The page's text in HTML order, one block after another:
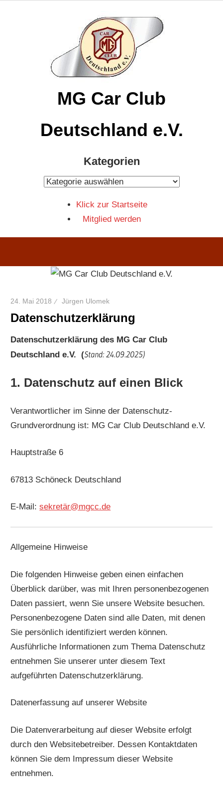
MG Car Club
Deutschland e.V.
Kategorien
Kategorien
Klick zur Startseite
Mitglied werden
24. Mai 2018 Jürgen Ulomek
Datenschutzerklärung
Datenschutzerklärung des MG Car Club
Deutschland e.V. (Stand: 24.09.2025)
1. Datenschutz auf einen Blick
Verantwortlicher im Sinne der Datenschutz-
Grundverordnung ist: MG Car Club Deutschland e.V.
Hauptstraße 6
67813 Schöneck Deutschland
E-Mail:sekretär@mgcc.de
Allgemeine Hinweise
Die folgenden Hinweise geben einen einfachen
Überblick darüber, was mit Ihren personenbezogenen
Daten passiert, wenn Sie unsere Website besuchen.
Personenbezogene Daten sind alle Daten, mit denen
Sie persönlich identifiziert werden können.
Ausführliche Informationen zum Thema Datenschutz
entnehmen Sie unserer unter diesem Text
aufgeführten Datenschutzerklärung.
Datenerfassung auf unserer Website
Die Datenverarbeitung auf dieser Website erfolgt
durch den Websitebetreiber. Dessen Kontaktdaten
können Sie dem Impressum dieser Website
entnehmen.